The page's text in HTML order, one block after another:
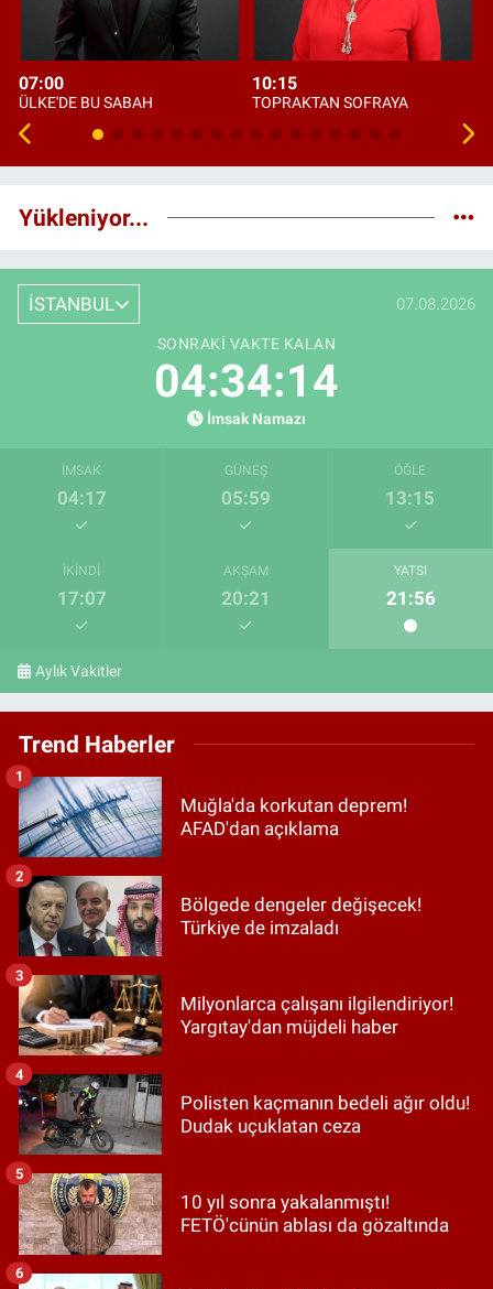
07:00
ÜLKE'DE BU SABAH
10:15
TOPRAKTAN SOFRAYA
Yükleniyor...
İSTANBUL 07.08.2026
SONRAKI VAKTE KALAN
04:34:13
İmsak Namazı
İMSAK
04:17
GÜNEŞ
05:59
ÖĞLE
13:15
İKINDI
17:07
AKŞAM
20:21
YATSI
21:56
Aylık Vakitler
Trend Haberler
Muğla'da korkutan deprem!
AFAD'dan açıklama
1
Bölgede dengeler değişecek!
Türkiye de imzaladı
2
Milyonlarca çalışanı ilgilendiriyor!
Yargıtay'dan müjdeli haber
3
Polisten kaçmanın bedeli ağır oldu!
Dudak uçuklatan ceza
4
10 yıl sonra yakalanmıştı!
FETÖ'cünün ablası da gözaltında
5
6